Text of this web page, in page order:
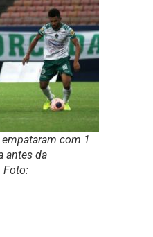
com 1
antes da
Foto: